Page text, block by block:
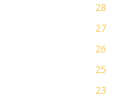
28
27
26
25
23